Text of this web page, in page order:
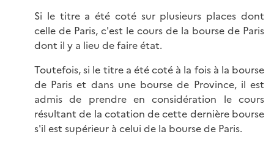
Si le titre a été coté sur plusieurs places dont
celle de Paris, c'est le cours de la bourse de Paris
dont il y a lieu de faire état.
Toutefois, si le titre a été coté à la fois à la bourse
de Paris et dans une bourse de Province, il est
admis de prendre en considération le cours
résultant de la cotation de cette dernière bourse
s'il est supérieur à celui de la bourse de Paris.